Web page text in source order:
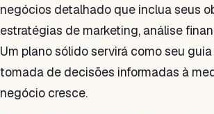
negócios detalhado que inclua seus
estratégias de marketing, análise
Um plano sólido servirá como seu
tomada de decisões informadas à
negócio cresce.